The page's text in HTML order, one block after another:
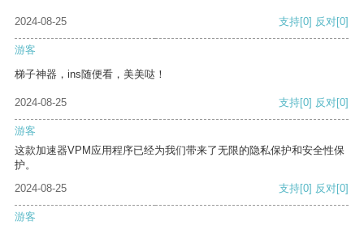
2024-08-25 支持[0] 反对[0]
游客
梯子神器，ins随便看，美美哒！
2024-08-25 支持[0] 反对[0]
游客
这款加速器VPM应用程序已经为我们带来了无限的隐私保护和安全性保
护。
2024-08-25
支持[0] 反对[0]
游客